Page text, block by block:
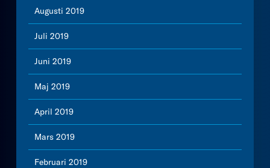
Augusti 2019
Juli 2019
Juni 2019
Maj 2019
April 2019
Mars 2019
Februari 2019